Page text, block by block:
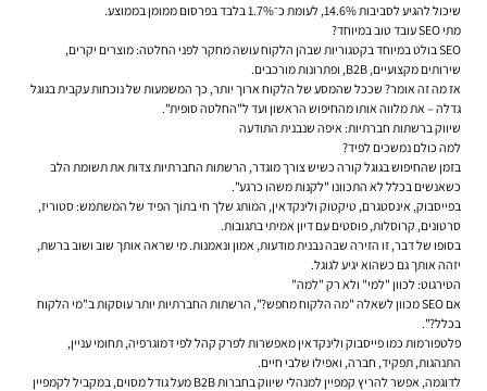
שיכול להגיע לסביבות 14.6%, לעומת כ־1.7% בלבד בפרסום ממומן בממוצע.
מתי SEO עובד טוב במיוחד?
SEO בולט במיוחד בקטגוריות שבהן הלקוח עושה מחקר לפני החלטה: מוצרים יקרים,
שירותים מקצועיים, B2B, ופתרונות מורכבים.
אז מה זה אומר? שככל שהמסע של הלקוח ארוך יותר, כך המשמעות של נוכחות עקבית בגוגל
גדלה – את מלווה אותו מהחיפוש הראשון ועד ל"החלטה סופית".
שיווק ברשתות חברתיות: איפה שנבנית התודעה
למה כולם נמשכים לפיד?
בזמן שהחיפוש בגוגל קורה כשיש צורך מוגדר, הרשתות החברתיות צדות את תשומת הלב
כשאנשים בכלל לא התכוונו "לקנות משהו כרגע".
בפייסבוק, אינסטגרם, טיקטוק ולינקדאין, המותג שלך חי בתוך הפיד של המשתמש: סטוריז,
סרטונים, קרוסלות, פוסטים עם דיון אמיתי בתגובות.
בסופו של דבר, זו הזירה שבה נבנית מודעות, אמון ונאמנות. מי שראה אותך שוב ושוב ברשת,
יזהה אותך גם כשהוא יגיע לגוגל.
הטירגוט: לכוון "למי" ולא רק "למה"
אם SEO מכוון לשאלה "מה הלקוח מחפש?", הרשתות החברתיות יותר עוסקות ב"מי הלקוח
בכלל?".
פלטפורמות כמו פייסבוק ולינקדאין מאפשרות לפרק קהל לפי דמוגרפיה, תחומי עניין,
התנהגות, תפקיד, חברה, ואפילו שלבי חיים.
לדוגמה, אפשר להריץ קמפיין למנהלי שיווק בחברות B2B מעל גודל מסוים, במקביל לקמפיין